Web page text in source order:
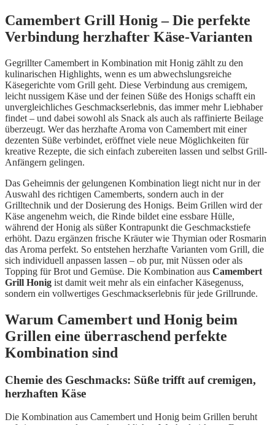
Camembert Grill Honig – Die perfekte
Verbindung herzhafter Käse-Varianten
Gegrillter Camembert in Kombination mit Honig zählt zu den
kulinarischen Highlights, wenn es um abwechslungsreiche
Käsegerichte vom Grill geht. Diese Verbindung aus cremigem,
leicht nussigem Käse und der feinen Süße des Honigs schafft ein
unvergleichliches Geschmackserlebnis, das immer mehr Liebhaber
findet – und dabei sowohl als Snack als auch als raffinierte Beilage
überzeugt. Wer das herzhafte Aroma von Camembert mit einer
dezenten Süße verbindet, eröffnet viele neue Möglichkeiten für
kreative Rezepte, die sich einfach zubereiten lassen und selbst Grill-
Anfängern gelingen.
Das Geheimnis der gelungenen Kombination liegt nicht nur in der
Auswahl des richtigen Camemberts, sondern auch in der
Grilltechnik und der Dosierung des Honigs. Beim Grillen wird der
Käse angenehm weich, die Rinde bildet eine essbare Hülle,
während der Honig als süßer Kontrapunkt die Geschmackstiefe
erhöht. Dazu ergänzen frische Kräuter wie Thymian oder Rosmarin
das Aroma perfekt. So entstehen herzhafte Varianten vom Grill, die
sich individuell anpassen lassen – ob pur, mit Nüssen oder als
Topping für Brot und Gemüse. Die Kombination aus Camembert
Grill Honig ist damit weit mehr als ein einfacher Käsegenuss,
sondern ein vollwertiges Geschmackserlebnis für jede Grillrunde.
Warum Camembert und Honig beim
Grillen eine überraschend perfekte
Kombination sind
Chemie des Geschmacks: Süße trifft auf cremigen,
herzhaften Käse
Die Kombination aus Camembert und Honig beim Grillen beruht